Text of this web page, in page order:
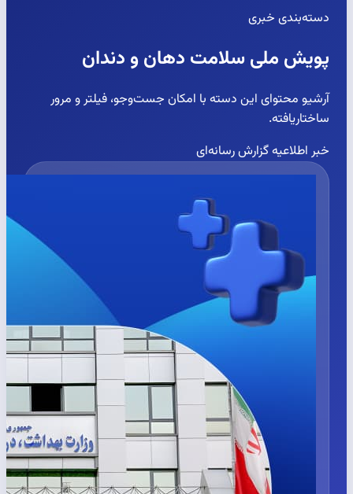
دسته‌بندی خبری
پویش ملی سلامت دهان و دندان
آرشیو محتوای این دسته با امکان جست‌وجو، فیلتر و مرور
ساختاریافته.
خبر اطلاعیهگزارش رسانه‌ای